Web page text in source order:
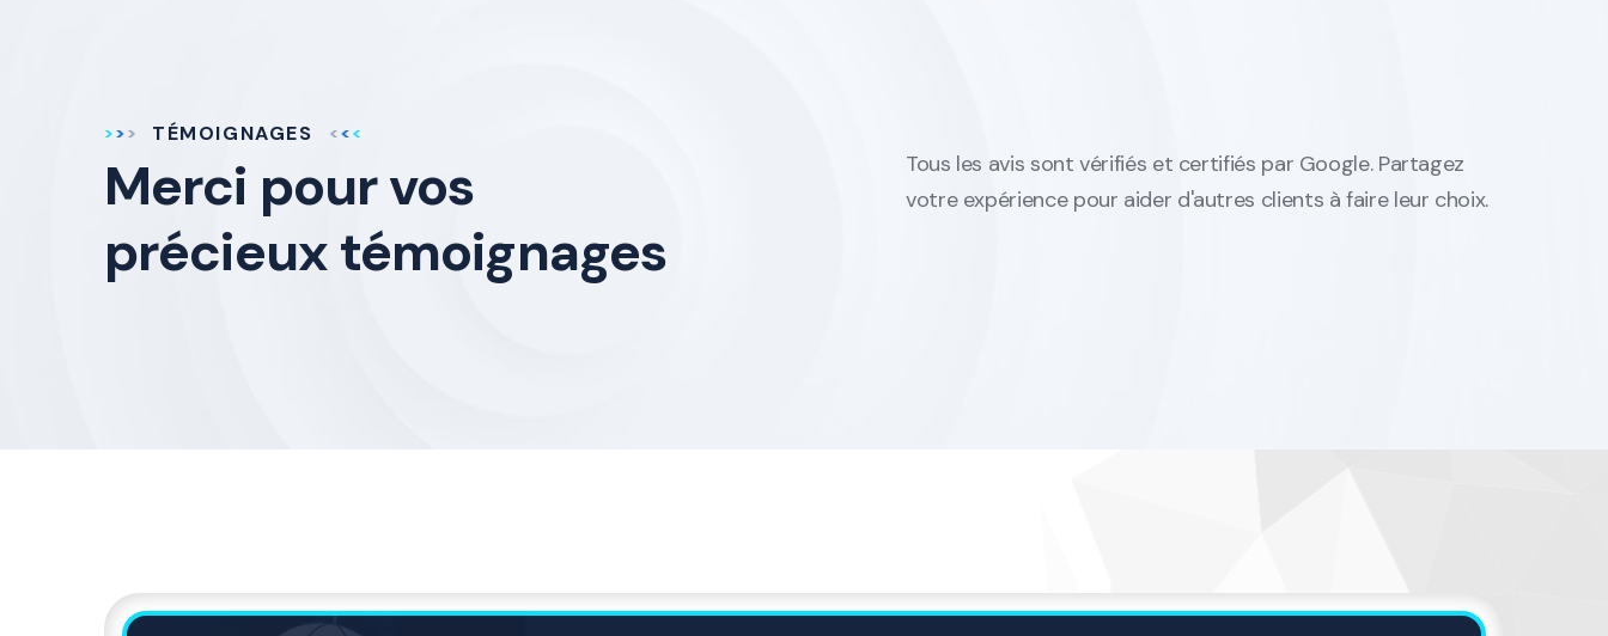
TÉMOIGNAGES
Merci pour vos
précieux témoignages
Tous les avis sont vérifiés et certifiés par Google. Partagez
votre expérience pour aider d'autres clients à faire leur choix.